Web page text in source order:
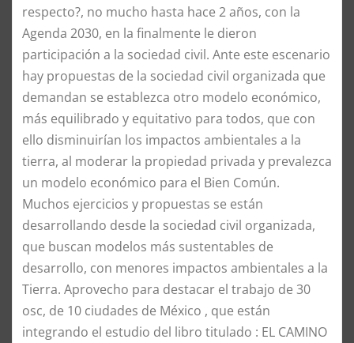
respecto?, no mucho hasta hace 2 años, con la
Agenda 2030, en la finalmente le dieron
participación a la sociedad civil. Ante este escenario
hay propuestas de la sociedad civil organizada que
demandan se establezca otro modelo económico,
más equilibrado y equitativo para todos, que con
ello disminuirían los impactos ambientales a la
tierra, al moderar la propiedad privada y prevalezca
un modelo económico para el Bien Común.
Muchos ejercicios y propuestas se están
desarrollando desde la sociedad civil organizada,
que buscan modelos más sustentables de
desarrollo, con menores impactos ambientales a la
Tierra. Aprovecho para destacar el trabajo de 30
osc, de 10 ciudades de México , que están
integrando el estudio del libro titulado : EL CAMINO